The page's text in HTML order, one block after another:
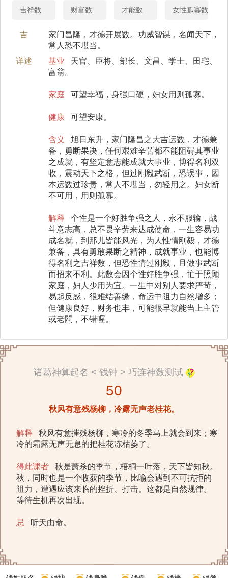
吉祥数 财富数 才能数 女性孤寡数
吉
家门昌隆，才德开展数。功威智谋，名闻天下，
常人恐不堪当。
详述
基业
天官、臣将、部长、文昌、学士、田宅、
富翁。
家庭 可望幸福，身强口硬，妇女用则孤寡。
健康 可望安康。
含义
旭日东升，家门隆昌之大吉运数，才德兼
备，勇断果决，任何艰难辛苦都不能阻碍其事业
之成就，有坚定意志能成就大事业，博得名利双
收，震动天下之格，但过刚毅武断，恐误事，因
本运数过珍贵，常人不堪当，勿轻用之。妇女断
不可用，用则孤寡。
解释
个性是一个好胜争强之人，永不服输，战
斗意志高，总不畏辛劳来达成使命，一生容易功
成名就，到那儿皆能风光，为人性情刚毅，才德
兼备，具有勇敢果断之精神，成就事业，也能博
得名利之吉祥数，但恐性情过刚毅，且做事武断
而招来不利。此数会因个性好胜争强，忙于照顾
家庭，妇人少用为宜。一生中对别人要求严苛，
易起反感，很难结善缘，命运中阻力自然增多；
但健康良好，财务也丰，可能很早就能当上主管
或老闆，不错喔。
诸葛神算起名 < 钱钟 > 巧连神数测试
50
秋风有意残杨柳，冷露无声老桂花。
解释
秋风有意摧残杨柳，寒冷的冬季马上就会到来；寒
冷的霜露无声无息的把桂花冻枯萎了。
得此课者
秋是萧杀的季节，梧桐一叶落，天下皆知秋。
秋，同时也是一个收获的季节，比喻会遇到不可抗拒的
阻力，遭遇应该来临的挫折、打击。这都是自然规律。
等待生机再次出现。
忌 听天由命。